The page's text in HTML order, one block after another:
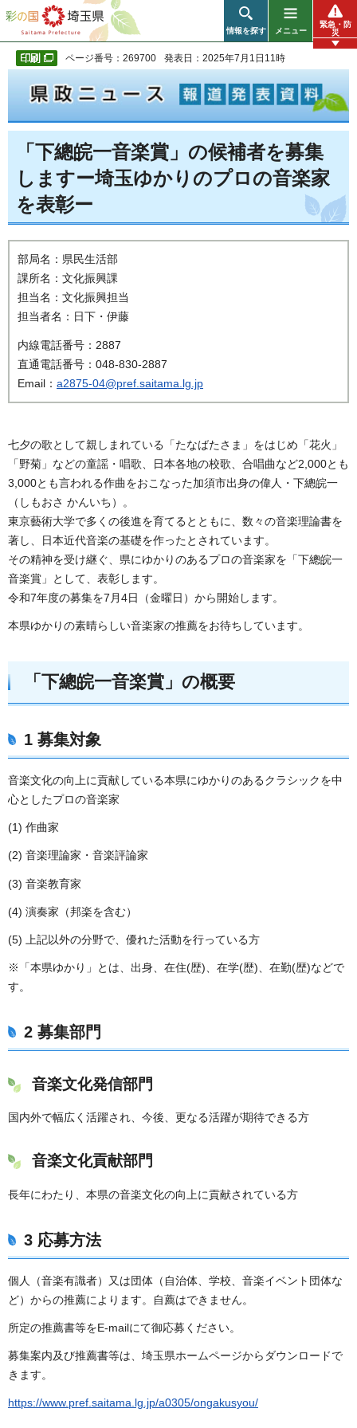
彩の国 埼玉県
情報を探す メニュー
緊急・防
災
ページ番号：269700 発表日：2025年7月1日11時
「下總皖一音楽賞」の候補者を募集
しますー埼玉ゆかりのプロの音楽家
を表彰ー
部局名：県民生活部
課所名：文化振興課
担当名：文化振興担当
担当者名：日下・伊藤
内線電話番号：2887
直通電話番号：048-830-2887
Email： a2875-04@pref.saitama.lg.jp
七夕の歌として親しまれている「たなばたさま」をはじめ「花火」
「野菊」などの童謡・唱歌、日本各地の校歌、合唱曲など2,000とも
3,000とも言われる作曲をおこなった加須市出身の偉人・下總皖一
（しもおさ かんいち）。
東京藝術大学で多くの後進を育てるとともに、数々の音楽理論書を
著し、日本近代音楽の基礎を作ったとされています。
その精神を受け継ぐ、県にゆかりのあるプロの音楽家を「下總皖一
音楽賞」として、表彰します。
令和7年度の募集を7月4日（金曜日）から開始します。
本県ゆかりの素晴らしい音楽家の推薦をお待ちしています。
「下總皖一音楽賞」の概要
1 募集対象
音楽文化の向上に貢献している本県にゆかりのあるクラシックを中
心としたプロの音楽家
(1) 作曲家
(2) 音楽理論家・音楽評論家
(3) 音楽教育家
(4) 演奏家（邦楽を含む）
(5) 上記以外の分野で、優れた活動を行っている方
※「本県ゆかり」とは、出身、在住(歴)、在学(歴)、在勤(歴)などで
す。
2 募集部門
音楽文化発信部門
国内外で幅広く活躍され、今後、更なる活躍が期待できる方
音楽文化貢献部門
長年にわたり、本県の音楽文化の向上に貢献されている方
3 応募方法
個人（音楽有識者）又は団体（自治体、学校、音楽イベント団体な
ど）からの推薦によります。自薦はできません。
所定の推薦書等をE-mailにて御応募ください。
募集案内及び推薦書等は、埼玉県ホームページからダウンロードで
きます。
https://www.pref.saitama.lg.jp/a0305/ongakusyou/